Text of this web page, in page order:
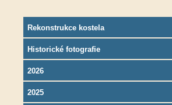
Rekonstrukce kostela
Historické fotografie
2026
2025